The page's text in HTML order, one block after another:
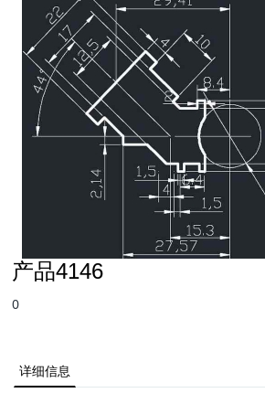
产品4146
0
详细信息